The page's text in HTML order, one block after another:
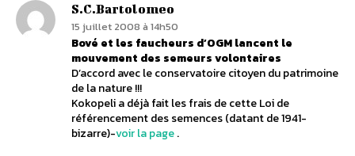
S.C.Bartolomeo
15 juillet 2008 à 14h50
Bové et les faucheurs d’OGM lancent le
mouvement des semeurs volontaires
D’accord avec le conservatoire citoyen du patrimoine
de la nature !!!
Kokopeli a déjà fait les frais de cette Loi de
référencement des semences (datant de 1941-
bizarre)-voir la page.